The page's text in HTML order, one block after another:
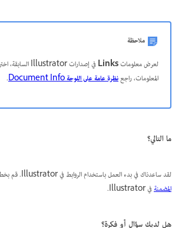
ملاحظة
لعرض معلوماتLinksفي إصدارات Illustrator السابقة، اختر
المعلومات، راجعنظرة عامة على اللوحةDocument Info
.
ما التالي؟
لقد ساعدناك في بدء العمل باستخدام الروابط في Illustrator. قم بخطوة للأمام وتعرف على كيفية
المضمنةفي Illustrator.